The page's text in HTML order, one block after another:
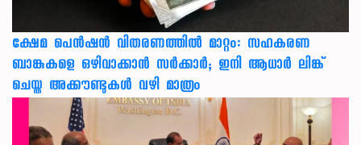
ക്ഷേമ പെൻഷൻ വിതരണത്തിൽ മാറ്റം: സഹകരണ
ബാങ്കുകളെ ഒഴിവാക്കാൻ സർക്കാർ; ഇനി ആധാർ ലിങ്ക്
ചെയ്ത അക്കൗണ്ടുകൾ വഴി മാത്രം